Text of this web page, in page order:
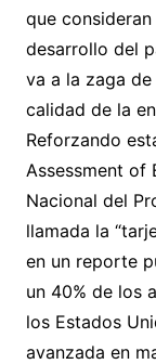
que
desarrollo del
va a la zaga
calidad de la
Reforzando
Assessment of
Nacional del
llamada la
en un reporte
un 40% de los
los Estados
avanzada en